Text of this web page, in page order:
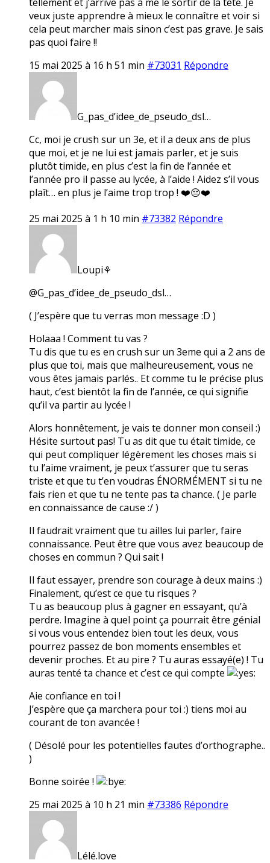
veux juste apprendre à mieux le connaître et voir si
cela peut marcher mais sinon c’est pas grave. Je sais
pas quoi faire !!
15 mai 2025 à 16 h 51 min #73031 Répondre
G_pas_d’idee_de_pseudo_dsl…
Cc, moi je crush sur un 3e, et il a deux ans de plus
que moi, et je ne lui est jamais parler, et je suis
plutôt timide, en plus c’est la fin de l’année et
l’année pro il passe au lycée, à l’aide ! Aidez s’il vous
plaît… en plus je l’aime trop trop ! ❤️😔❤️
25 mai 2025 à 1 h 10 min #73382 Répondre
Loupi⚘️
@G_pas_d’idee_de_pseudo_dsl…
( J’espère que tu verras mon message :D )
Holaaa ! Comment tu vas ?
Tu dis que tu es en crush sur un 3eme qui a 2 ans de
plus que toi, mais que malheureusement, vous ne
vous êtes jamais parlés.. Et comme tu le précise plus
haut, c’est bientôt la fin de l’année, ce qui signifie
qu’il va partir au lycée !
Alors honnêtement, je vais te donner mon conseil :)
Hésite surtout pas! Tu as dit que tu était timide, ce
qui peut compliquer légèrement les choses mais si
tu l’aime vraiment, je peux t’assurer que tu seras
triste et que tu t’en voudras ÉNORMÉMENT si tu ne
fais rien et que tu ne tente pas ta chance. ( Je parle
en connaissance de cause :/ )
Il faudrait vraiment que tu ailles lui parler, faire
connaissance. Peut être que vous avez beaucoup de
choses en commun ? Qui sait !
Il faut essayer, prendre son courage à deux mains :)
Finalement, qu’est ce que tu risques ?
Tu as beaucoup plus à gagner en essayant, qu’à
perdre. Imagine à quel point ça pourrait être génial
si vous vous entendez bien tout les deux, vous
pourrez passez de bon moments ensembles et
devenir proches. Et au pire ? Tu auras essayé(e) ! Tu
auras tenté ta chance et c’est ce qui compte
Aie confiance en toi !
J’espère que ça marchera pour toi :) tiens moi au
courant de ton avancée !
( Désolé pour les potentielles fautes d’orthographe..
)
Bonne soirée !
25 mai 2025 à 10 h 21 min #73386 Répondre
Lélé.love